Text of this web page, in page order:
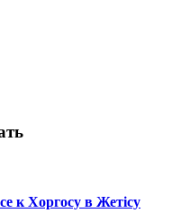
к Хоргосу в Жетісу